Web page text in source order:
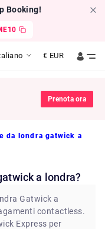
Booking!
€ EUR
Prenota ora
da londra gatwick a
a londra?
Gatwick a
contactless.
Express per